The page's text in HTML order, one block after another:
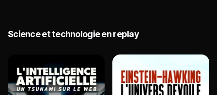
Science et technologie en replay